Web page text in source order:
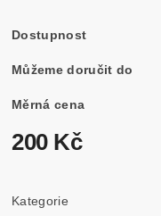
Dostupnost
Můžeme doručit do
Měrná cena
200 Kč
Kategorie